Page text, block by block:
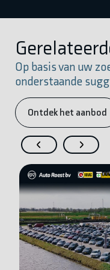
Op basis van uw
onderstaande
Ontdek het aanbod